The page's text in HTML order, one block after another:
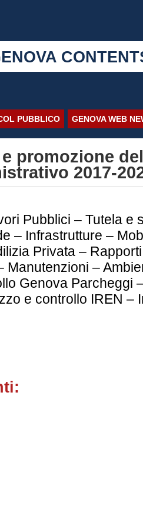
PUBBLICO GENOVA WEB
promozione
2017-
Pubblici – Tutela e
– Infrastrutture –
Privata –
Manutenzioni –
Genova Parcheggi
e controllo IREN –